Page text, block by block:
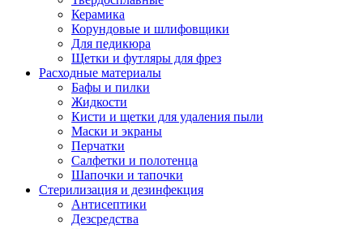
Керамика
Корундовые и шлифовщики
Для педикюра
Щетки и футляры для фрез
Расходные материалы
Бафы и пилки
Жидкости
Кисти и щетки для удаления пыли
Маски и экраны
Перчатки
Салфетки и полотенца
Шапочки и тапочки
Стерилизация и дезинфекция
Антисептики
Дезсредства